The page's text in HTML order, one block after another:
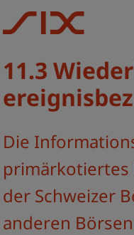
11.3
Die
primärkotiertes
der Schweizer
anderen